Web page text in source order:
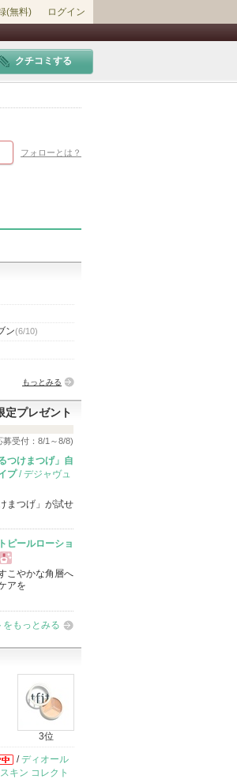
(無料) ログイン
クチコミする
フォローとは？
ン(6/10)
もっとみる
定プレゼント
募受付：8/1～8/8)
つけまつげ」自
プ/ デジャヴュ
まつげ」が試せ
ピールローショ
現
品
こやかな角層へ
アを
をもっとみる
3位
/ディオール
キン コレクト